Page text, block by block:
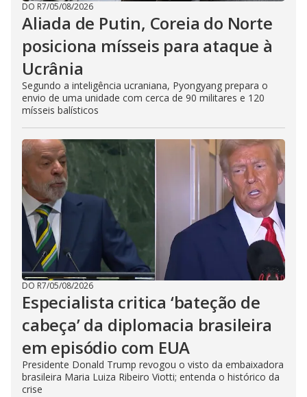
DO R7/05/08/2026
Aliada de Putin, Coreia do Norte
posiciona mísseis para ataque à
Ucrânia
Segundo a inteligência ucraniana, Pyongyang prepara o
envio de uma unidade com cerca de 90 militares e 120
mísseis balísticos
DO R7/05/08/2026
Especialista critica ‘bateção de
cabeça’ da diplomacia brasileira
em episódio com EUA
Presidente Donald Trump revogou o visto da embaixadora
brasileira Maria Luiza Ribeiro Viotti; entenda o histórico da
crise